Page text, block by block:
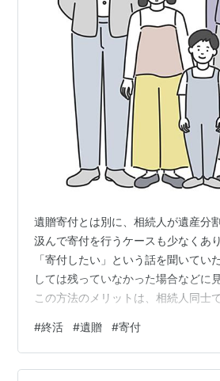
遺贈寄付とは別に、相続人が遺産分
汲んで寄付を行うケースも少なくあ
「寄付したい」という話を聞いてい
しては残っていなかった場合などに
この方法のメリットは、相続人同士
くまで相続人の意思に委ねられるた
られなければ実現しないという側面
税務上も注意が必要です。遺産分割
#終活 #遺贈 #寄付